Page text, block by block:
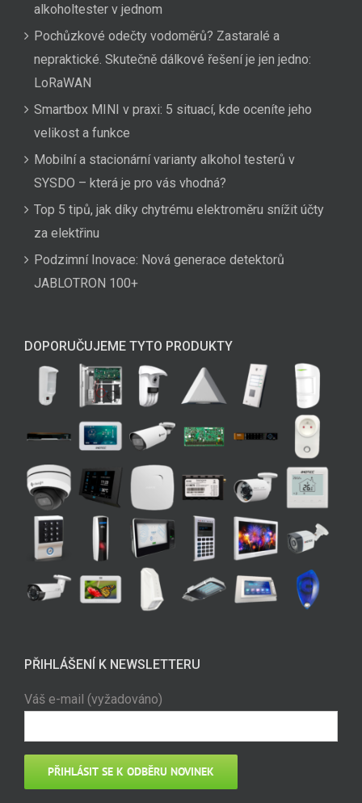
alkoholtester v jednom
Pochůzkové odečty vodoměrů? Zastaralé a
nepraktické. Skutečně dálkové řešení je jen jedno:
LoRaWAN
Smartbox MINI v praxi: 5 situací, kde oceníte jeho
velikost a funkce
Mobilní a stacionární varianty alkohol testerů v
SYSDO – která je pro vás vhodná?
Top 5 tipů, jak díky chytrému elektroměru snížit účty
za elektřinu
Podzimní Inovace: Nová generace detektorů
JABLOTRON 100+
DOPORUČUJEME TYTO PRODUKTY
PŘIHLÁŠENÍ K NEWSLETTERU
Váš e-mail (vyžadováno)